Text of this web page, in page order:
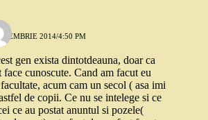
2014/4:50 PM
gen exista dintotdeauna, doar ca
face cunoscute. Cand am facut eu
acum cam un secol ( asa imi
de copii. Ce nu se intelege si ce
ce au postat anuntul si pozele(